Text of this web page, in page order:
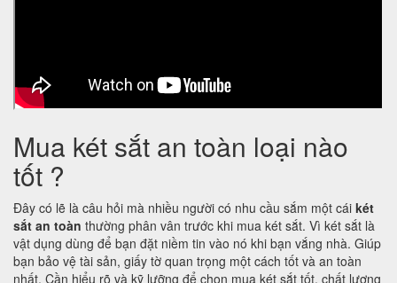
Mua két sắt an toàn loại nào
tốt ?
Đây có lẽ là câu hỏi mà nhiều người có nhu cầu sắm một cái két
sắt an toàn thường phân vân trước khi mua két sắt. Vì két sắt là
vật dụng dùng để bạn đặt niềm tin vào nó khi bạn vắng nhà. Giúp
bạn bảo vệ tài sản, giấy tờ quan trọng một cách tốt và an toàn
nhất. Cần hiểu rõ và kỹ lưỡng để chọn mua két sắt tốt, chất lượng